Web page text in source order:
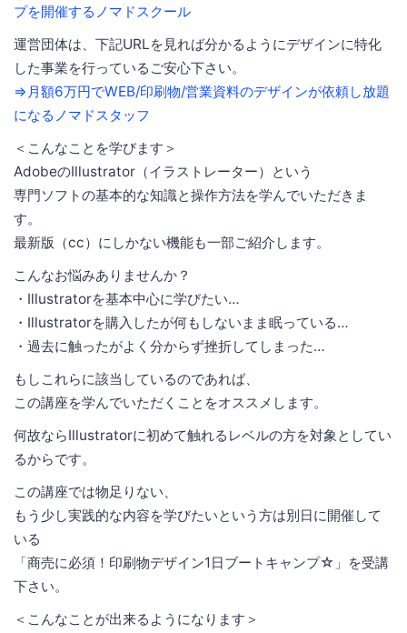
プを開催するノマドスクール
運営団体は、下記URLを見れば分かるようにデザインに特化
した事業を行っているご安心下さい。
⇒月額6万円でWEB/印刷物/営業資料のデザインが依頼し放題
になるノマドスタッフ
＜こんなことを学びます＞
AdobeのIllustrator（イラストレーター）という
専門ソフトの基本的な知識と操作方法を学んでいただきま
す。
最新版（cc）にしかない機能も一部ご紹介します。
こんなお悩みありませんか？
・Illustratorを基本中心に学びたい…
・Illustratorを購入したが何もしないまま眠っている…
・過去に触ったがよく分からず挫折してしまった…
もしこれらに該当しているのであれば、
この講座を学んでいただくことをオススメします。
何故ならIllustratorに初めて触れるレベルの方を対象としてい
るからです。
この講座では物足りない、
もう少し実践的な内容を学びたいという方は別日に開催して
いる
「商売に必須！印刷物デザイン1日ブートキャンプ☆」を受講
下さい。
＜こんなことが出来るようになります＞